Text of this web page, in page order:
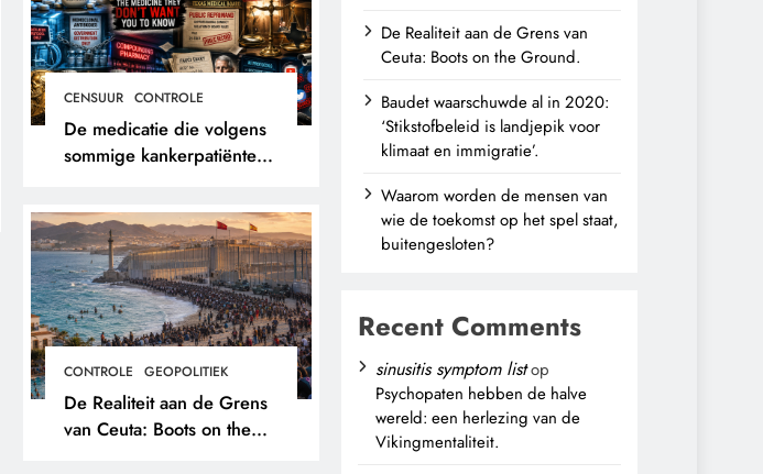
CENSUUR CONTROLE
De medicatie die volgens
sommige kankerpatiënten
eigen arts.
CONTROLE GEOPOLITIEK
De Realiteit aan de Grens
van Ceuta: Boots on the
De Realiteit aan de Grens van
Ceuta: Boots on the Ground.
Baudet waarschuwde al in 2020:
‘Stikstofbeleid is landjepik voor
klimaat en immigratie’.
Waarom worden de mensen van
wie de toekomst op het spel staat,
buitengesloten?
Recent Comments
sinusitis symptom listop
Psychopaten hebben de halve
wereld: een herlezing van de
Vikingmentaliteit.